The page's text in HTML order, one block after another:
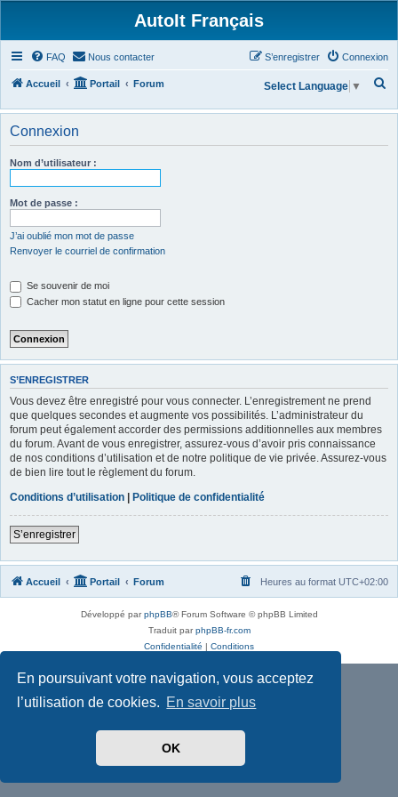
En poursuivant votre navigation, vous acceptez
l’utilisation de cookies. En savoir plus
OK
AutoIt Français
FAQ Nous contacter Connexion
S’enregistrer
Accueil Portail Forum
h
Select Language ▼
Connexion
Nom d’utilisateur :
Mot de passe :
J’ai oublié mon mot de passe
Renvoyer le courriel de confirmation
Se souvenir de moi
Cacher mon statut en ligne pour cette session
S’ENREGISTRER
Vous devez être enregistré pour vous connecter. L’enregistrement ne prend
que quelques secondes et augmente vos possibilités. L’administrateur du
forum peut également accorder des permissions additionnelles aux membres
du forum. Avant de vous enregistrer, assurez-vous d’avoir pris connaissance
de nos conditions d’utilisation et de notre politique de vie privée. Assurez-vous
de bien lire tout le règlement du forum.
Conditions d’utilisation | Politique de confidentialité
S’enregistrer
Accueil Portail Forum Heures au format UTC+02:00
Développé parphpBB® Forum Software © phpBB Limited
Traduit parphpBB-fr.com
Confidentialité | Conditions